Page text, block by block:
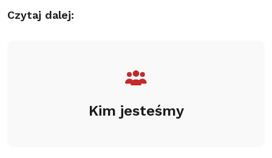
Czytaj dalej:
Kim jesteśmy